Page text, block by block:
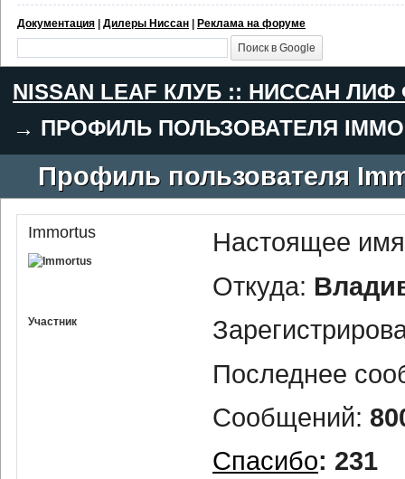
Документация | Дилеры Ниссан | Реклама на форуме
NISSAN LEAF КЛУБ :: НИССАН
→ ПРОФИЛЬ ПОЛЬЗОВАТЕЛЯ
Профиль пользователя
Immortus
Участник
Настоящее
Откуда:
Последнее
Сообщений:
Спасибо: 231